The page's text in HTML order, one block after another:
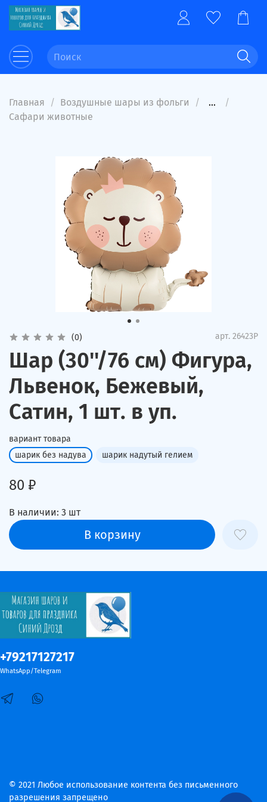
Главная Воздушные шары из фольги
...
Сафари животные
(0) арт. 26423P
Шар (30''/76 см) Фигура,
Львенок, Бежевый,
Сатин, 1 шт. в уп.
вариант товара
шарик без надува
шарик надутый гелием
80 ₽
В наличии: 3 шт
В корзину
+79217127217
WhatsApp/Telegram
© 2021 Любое использование контента без письменного
разрешения запрещено